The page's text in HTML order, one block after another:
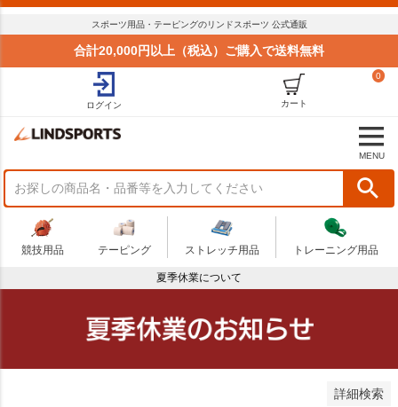
スポーツ用品・テーピングのリンドスポーツ 公式通販
合計20,000円以上（税込）ご購入で送料無料
ログイン
0
カート
MENU
競技用品 テーピング ストレッチ用品 トレーニング用品
夏季休業について
詳細検索
価格が安い順
価格が高い順
おすすめ順
商品状況
まとめてお得
在庫限り
アウトレット
予算
～